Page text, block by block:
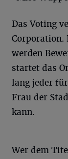
Das Voting
Corporation.
werden
startet das
lang jeder
Frau der
kann.
Wer dem